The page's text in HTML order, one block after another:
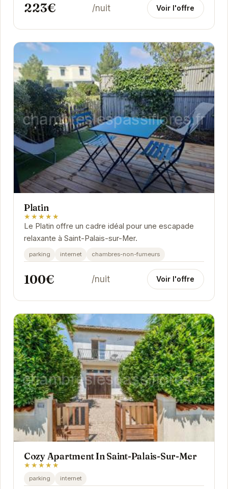
223€ /nuit Voir l'offre
Platin
★★★★★
Le Platin offre un cadre idéal pour une escapade
relaxante à Saint-Palais-sur-Mer.
parking internet chambres-non-fumeurs
100€ /nuit Voir l'offre
Cozy Apartment In Saint-Palais-Sur-Mer
★★★★★
parking internet